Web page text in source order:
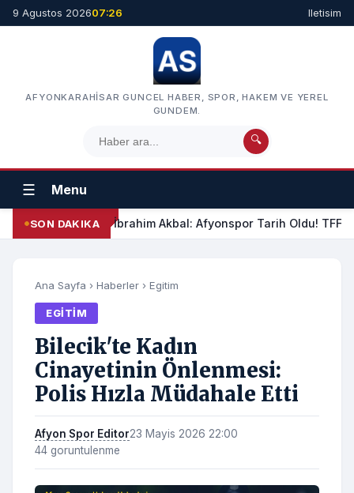
9 Agustos 202607:26 Iletisim
AFYONKARAHISAR GUNCEL HABER, SPOR, HAKEM VE YEREL
GUNDEM.
🔍
☰ Menu
SON DAKIKA İbrahim Akbal: Afyonspor Tarih Oldu! TFF
Ana Sayfa › Haberler › Egitim
EGITIM
Bilecik'te Kadın
Cinayetinin Önlenmesi:
Polis Hızla Müdahale Etti
Afyon Spor Editor23 Mayis 2026 22:00
44 goruntulenme